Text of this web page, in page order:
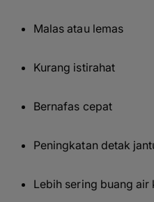
Malas atau lemas
Kurang istirahat
Bernafas cepat
Peningkatan detak
Lebih sering buang air